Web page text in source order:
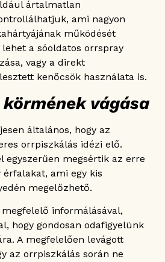
ártalmatlan
ami nagyon
működését
a sóoldatos orrspray
vagy a direkt
kenőcsök használata is.
vágása
általános, hogy az
orrpiszkálás idézi elő.
egyszerűen megsértik az erre
ami egy kis
megelőzhető.
informálásával,
hogy gondosan odafigyelünk
A megfelelően levágott
az orrpiszkálás során ne